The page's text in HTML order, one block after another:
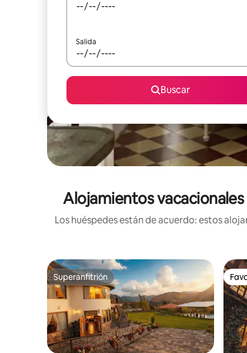
Salida
Buscar
Alojamientos
Los huéspedes están de acuerdo: estos
Superanfitrión
Superanfitrión